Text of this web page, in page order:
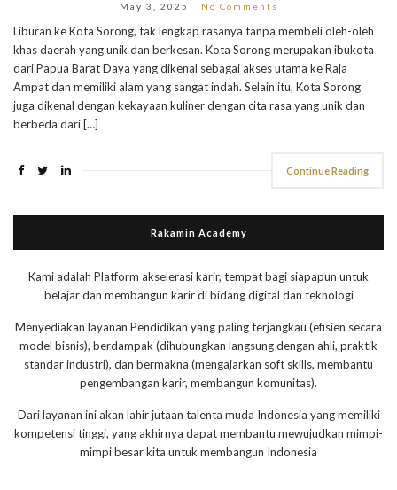
May 3, 2025 No Comments
Liburan ke Kota Sorong, tak lengkap rasanya tanpa membeli oleh-oleh
khas daerah yang unik dan berkesan. Kota Sorong merupakan ibukota
dari Papua Barat Daya yang dikenal sebagai akses utama ke Raja
Ampat dan memiliki alam yang sangat indah. Selain itu, Kota Sorong
juga dikenal dengan kekayaan kuliner dengan cita rasa yang unik dan
berbeda dari […]
Continue Reading
Rakamin Academy
Kami adalah Platform akselerasi karir, tempat bagi siapapun untuk
belajar dan membangun karir di bidang digital dan teknologi
Menyediakan layanan Pendidikan yang paling terjangkau (efisien secara
model bisnis), berdampak (dihubungkan langsung dengan ahli, praktik
standar industri), dan bermakna (mengajarkan soft skills, membantu
pengembangan karir, membangun komunitas).
Dari layanan ini akan lahir jutaan talenta muda Indonesia yang memiliki
kompetensi tinggi, yang akhirnya dapat membantu mewujudkan mimpi-
mimpi besar kita untuk membangun Indonesia